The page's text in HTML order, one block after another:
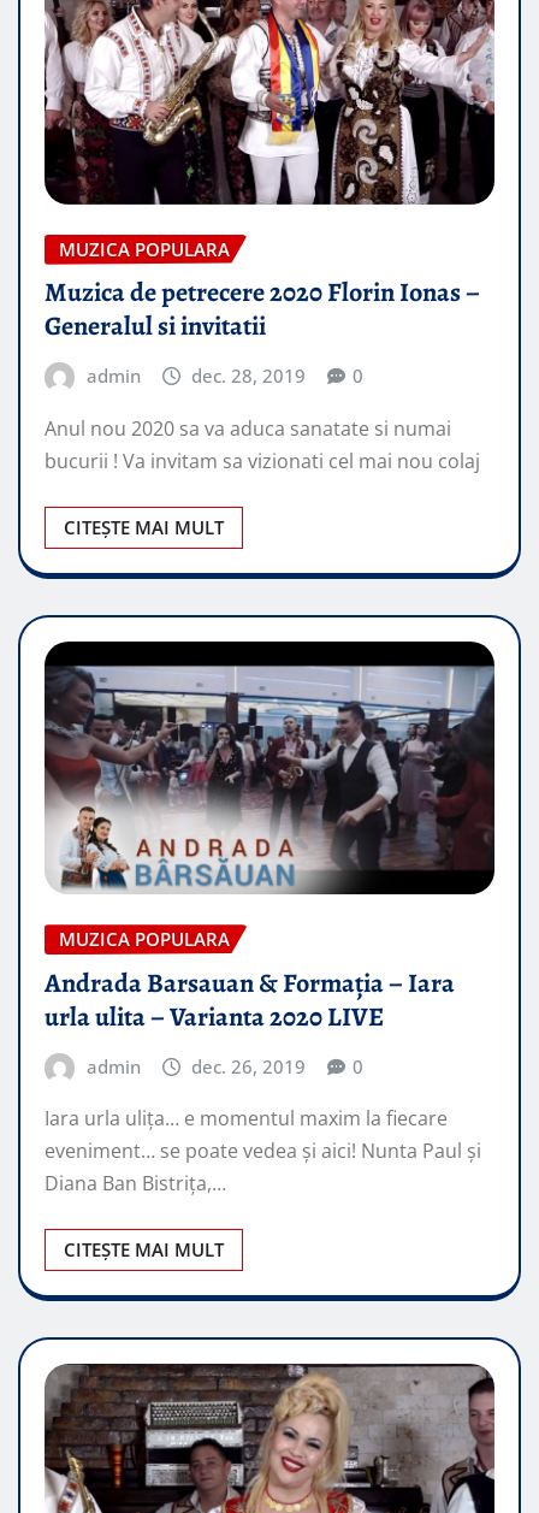
MUZICA POPULARA
Muzica de petrecere 2020 Florin Ionas –
Generalul si invitatii
admin dec. 28, 2019 0
Anul nou 2020 sa va aduca sanatate si numai
bucurii ! Va invitam sa vizionati cel mai nou colaj
CITEȘTE MAI MULT
MUZICA POPULARA
Andrada Barsauan & Formația – Iara
urla ulita – Varianta 2020 LIVE
admin dec. 26, 2019 0
Iara urla ulița… e momentul maxim la fiecare
eveniment… se poate vedea și aici! Nunta Paul și
Diana Ban Bistrița,…
CITEȘTE MAI MULT